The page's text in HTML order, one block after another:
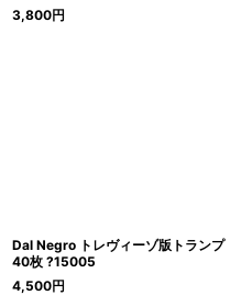
3,800円
Dal Negro トレヴィーゾ版トランプ
40枚 ?15005
4,500円